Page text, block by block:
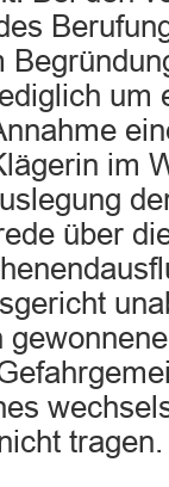
um
im
über
tragen.